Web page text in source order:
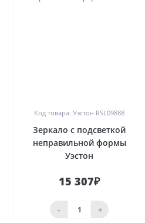
Код товара: Уэстон RSL09888
Зеркало с подсветкой
неправильной формы
Уэстон
15 307₽
- +